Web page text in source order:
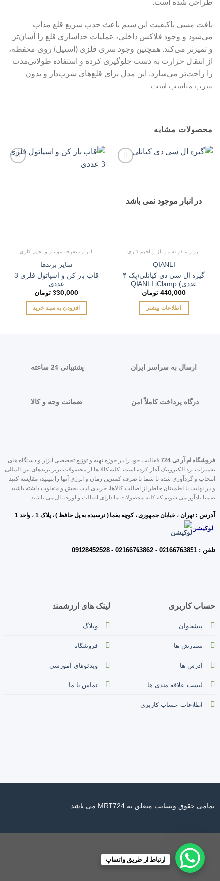
طراحی شده است.
بافت مسی باکیفیت این سیم باعث جذب سریع قلع مذاب
می‌شود و وجود فلاکس داخلی، عملیات جداسازی قلع را آسان‌تر
و تمیزتر می‌کند. همچنین وجود سری فلزی (استیل) روی محفظه،
از انتقال حرارت به دست جلوگیری کرده و استفاده طولانی‌مدت
را راحت‌تر می‌سازد. این مدل برای قلع‌های سرب‌دار و بدون
سرب مناسب است.
محصولات مشابه
در انبار موجود نمی باشد
ابزار متفرقه مونتاژ و لحیم کاری
QIANLI
گیره ال سی دی کیانلی(پک ۴
عددی) QIANLI iClamp
440,000 تومان
اطلاعات بیشتر
ابزار متفرقه مونتاژ و لحیم کاری
سایر برندها
قاب باز کن و اسپاتول فلزی 3
عددی
330,000 تومان
افزودن به سبد خرید
ارسال به سراسر ایران پشتیبانی 24 ساعته
درگاه پرداخت کاملاً امن ضمانت وجه و کالا
ام آر تی 724
فعالیت خود را در حوزه تهیه و توزیع تخصصی ابزار و دستگاه های
برد الکترونیک آغاز کرده است. کلیه کالا ها از محصولات برتر برندهای بین المللی
و گردآوری شده تا شما با صرف کمترین زمان و انرژی آنها را ببینید، مقایسه کنید
در نهایت با اطمینان خاطر از اصالت کالاها، خریدی لذت بخش و متفاوت داشته باشید.
یادآور می شویم که کلیه محصولات ما دارای اصالت و اورجینال می باشند .
:تهران ، خیابان جمهوری ، کوچه یغما ( نرسیده به پل حافظ ) ، پلاک 1 ، واحد 1
لوکیشن
: 02166763851 - 02166763862 - 09128452528
کاربری
پیشخوان
سفارش ها
آدرس ها
لیست علاقه مندی ها
اطلاعات حساب کاربری
لینک های ارزشمند
وبلاگ
فروشگاه
ویدئوهای آموزشی
تماس با ما
تمامی حقوق وبسایت متعلق به MRT724 می باشد.
ارتباط از طریق واتساپ